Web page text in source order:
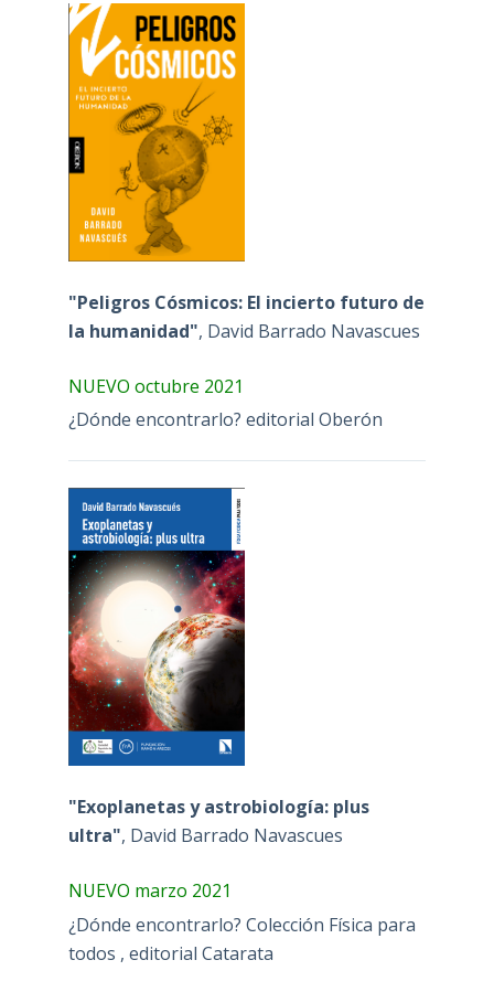
"Peligros Cósmicos: El incierto futuro de
la humanidad", David Barrado Navascues
NUEVO octubre 2021
¿Dónde encontrarlo? editorial Oberón
"Exoplanetas y astrobiología: plus
ultra", David Barrado Navascues
NUEVO marzo 2021
¿Dónde encontrarlo? Colección Física para
todos , editorial Catarata